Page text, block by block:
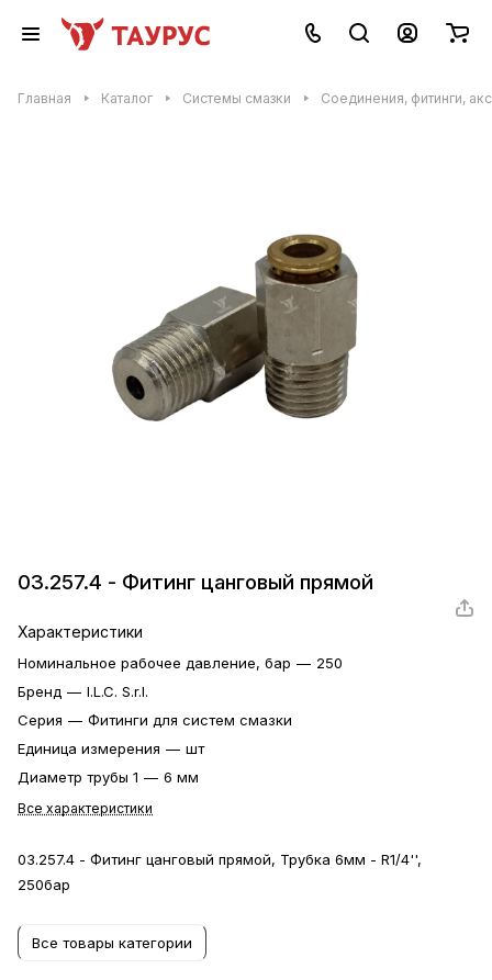
Главная Каталог Системы смазки Соединения, фитинги,
03.257.4 - Фитинг цанговый прямой
Характеристики
Номинальное рабочее давление, бар — 250
Бренд — I.L.C. S.r.l.
Серия — Фитинги для систем смазки
Единица измерения — шт
Диаметр трубы 1 — 6 мм
Все характеристики
03.257.4 - Фитинг цанговый прямой, Трубка 6мм - R1/4'',
250бар
Все товары категории